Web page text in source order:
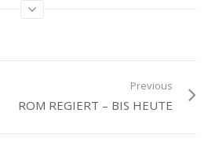
Previous
ROM REGIERT – BIS HEUTE